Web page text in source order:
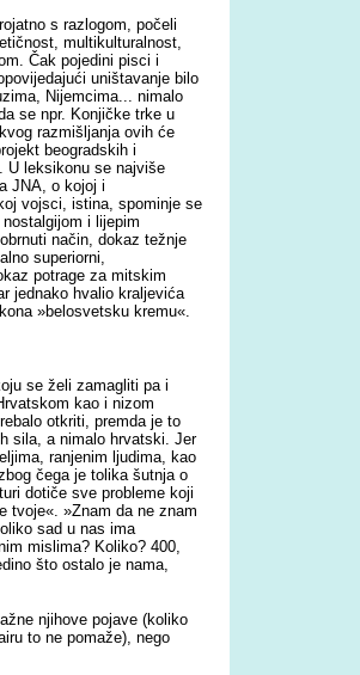
s razlogom, počeli
multikulturalnost,
Čak pojedini pisci i
uništavanje bilo
Nijemcima... nimalo
se npr. Konjičke trke u
razmišljanja ovih će
beogradskih i
U leksikonu se najviše
JNA, o kojoj i
vojsci, istina, spominje se
i lijepim
način, dokaz težnje
superiorni,
potrage za mitskim
jednako hvalio kraljevića
»belosvetsku kremu«.
se želi zamagliti pa i
kao i nizom
otkriti, premda je to
sila, a nimalo hrvatski. Jer
ranjenim ljudima, kao
čega je tolika šutnja o
dotiče sve probleme koji
tvoje«. »Znam da ne znam
sad u nas ima
mislima? Koliko? 400,
što ostalo je nama,
njihove pojave (koliko
to ne pomaže), nego